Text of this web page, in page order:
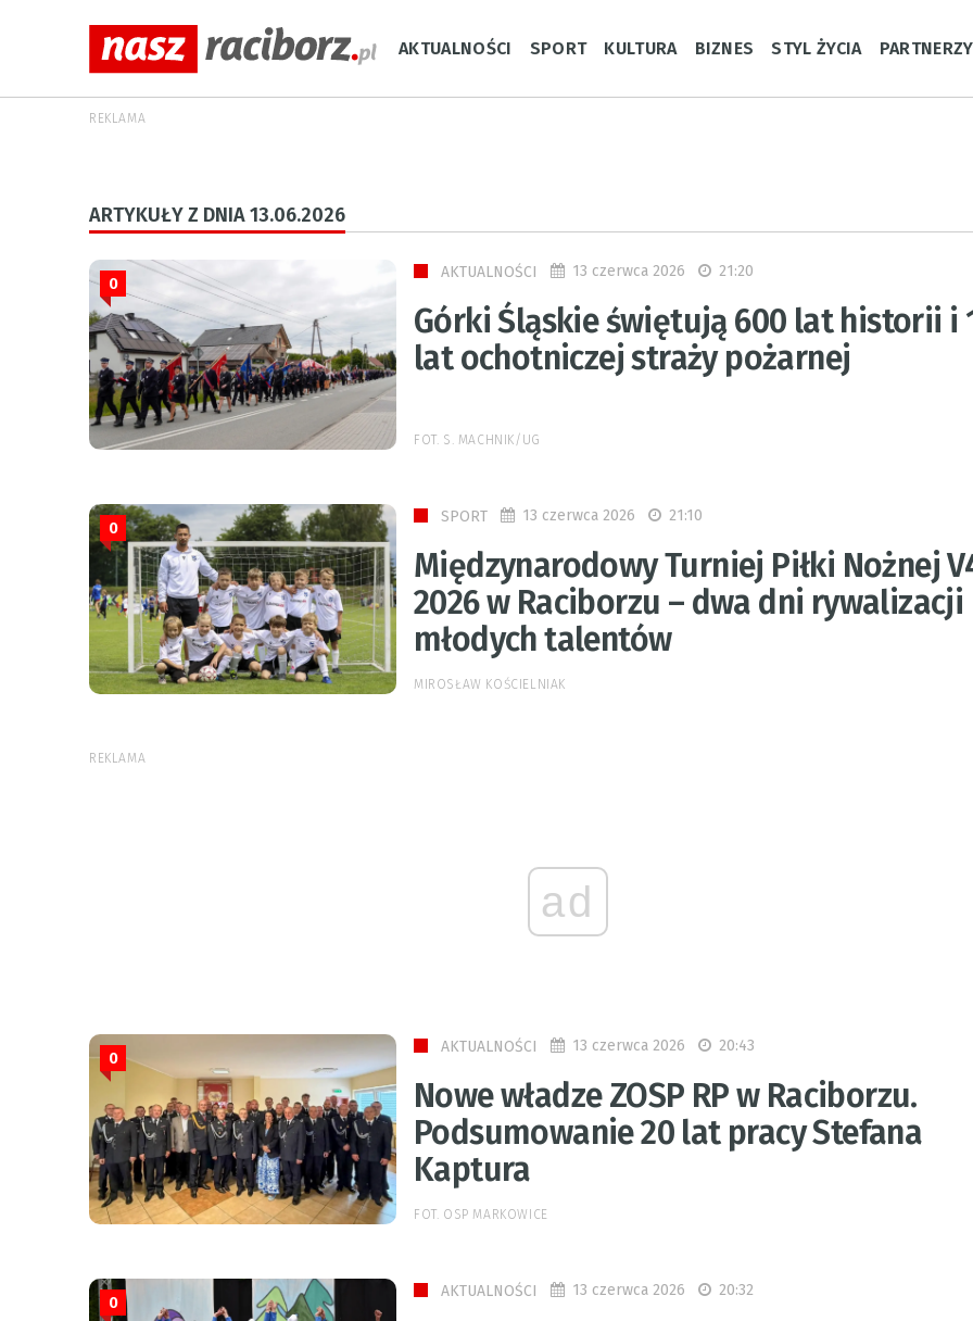
AKTUALNOŚCI SPORT KULTURA BIZNES STYL ŻYCIA PARTNERZY
REKLAMA
ARTYKUŁY Z DNIA 13.06.2026
AKTUALNOŚCI 13 czerwca 2026 21:20
Górki Śląskie świętują 600 lat historii i
lat ochotniczej straży pożarnej
0
FOT. S. MACHNIK/UG
SPORT 13 czerwca 2026 21:10
Międzynarodowy Turniej Piłki Nożnej
2026 w Raciborzu – dwa dni rywalizacji
młodych talentów
0
MIROSŁAW KOŚCIELNIAK
REKLAMA
ad
AKTUALNOŚCI 13 czerwca 2026 20:43
Nowe władze ZOSP RP w Raciborzu.
Podsumowanie 20 lat pracy Stefana
Kaptura
0
FOT. OSP MARKOWICE
AKTUALNOŚCI 13 czerwca 2026 20:32
0